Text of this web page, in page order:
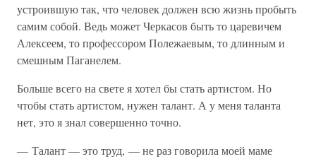
устроившую так, что человек должен всю жизнь пробыть
самим собой. Ведь может Черкасов быть то царевичем
Алексеем, то профессором Полежаевым, то длинным и
смешным Паганелем.
Больше всего на свете я хотел бы стать артистом. Но
чтобы стать артистом, нужен талант. А у меня таланта
нет, это я знал совершенно точно.
— Талант — это труд, — не раз говорила моей маме